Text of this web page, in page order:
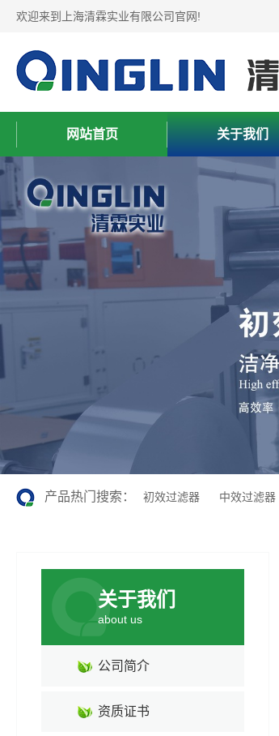
欢迎来到上海清霖实业有限公司官网!
网站首页 关于我们
产品热门搜索： 初效过滤器 中效过滤器
关于我们
about us
公司简介
资质证书